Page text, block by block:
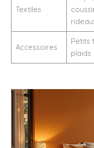
Textiles
Accessoires
Petits
plaids